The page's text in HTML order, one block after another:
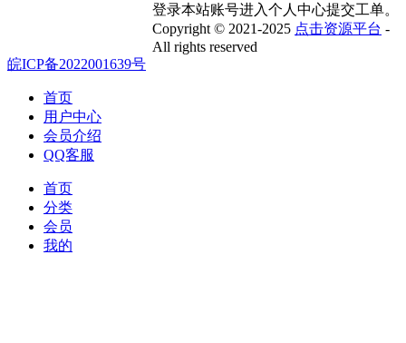
登录本站账号进入个人中心提交工单。
Copyright © 2021-2025 点击资源平台 -
All rights reserved
皖ICP备2022001639号
首页
用户中心
会员介绍
QQ客服
首页
分类
会员
我的